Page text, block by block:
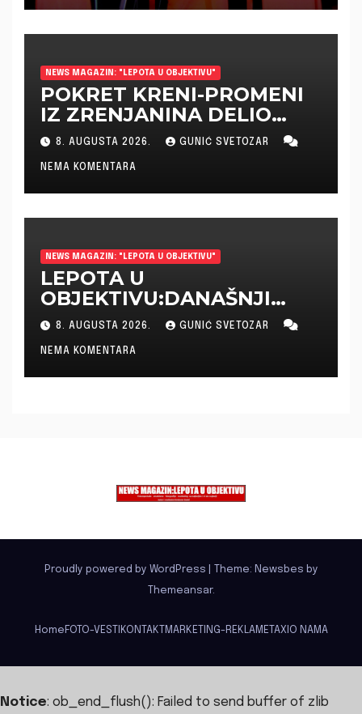
NEWS MAGAZIN: "LEPOTA U OBJEKTIVU"
POKRET KRENI-PROMENI
IZ ZRENJANINA DELIO
GRAĐANIMA VODU ZA
8. AUGUSTA 2026. GUNIĆ SVETOZAR
NEMA KOMENTARA
NEWS MAGAZIN: "LEPOTA U OBJEKTIVU"
LEPOTA U
OBJEKTIVU:DANAŠNJI
KADAR
8. AUGUSTA 2026. GUNIĆ SVETOZAR
NEMA KOMENTARA
Proudly powered by WordPress Theme: Newsbes by
Themeansar.
Home FOTO-VESTI KONTAKT MARKETING-REKLAME TAXI O NAMA
Notice: ob_end_flush(): Failed to send buffer of zlib